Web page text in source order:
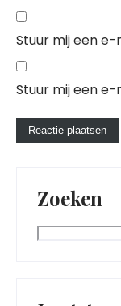
Stuur mij een
Stuur mij een e-
Zoeken